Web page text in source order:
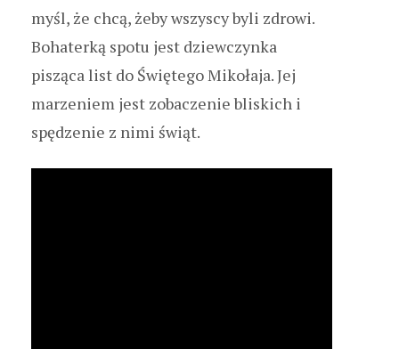
myśl, że chcą, żeby wszyscy byli zdrowi.
Bohaterką spotu jest dziewczynka
pisząca list do Świętego Mikołaja. Jej
marzeniem jest zobaczenie bliskich i
spędzenie z nimi świąt.